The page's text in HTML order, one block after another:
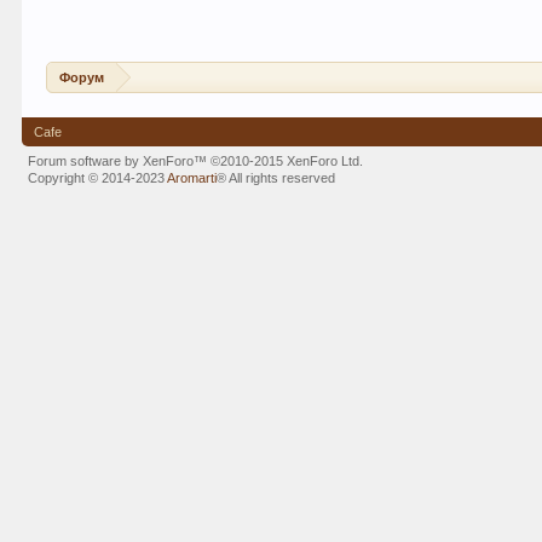
Форум
Cafe
Forum software by XenForo™©2010-2015 XenForo Ltd.
Copyright © 2014-2023Aromarti®All rights reserved